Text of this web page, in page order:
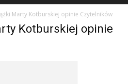
Marty Kotburskiej opinie Czytelników
Kotburskiej opinie